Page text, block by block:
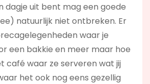
dagje uit bent mag een goede
natuurlijk niet ontbreken. Er
waar je
een bakkie en meer maar hoe
café waar ze serveren wat jij
het ook nog eens gezellig